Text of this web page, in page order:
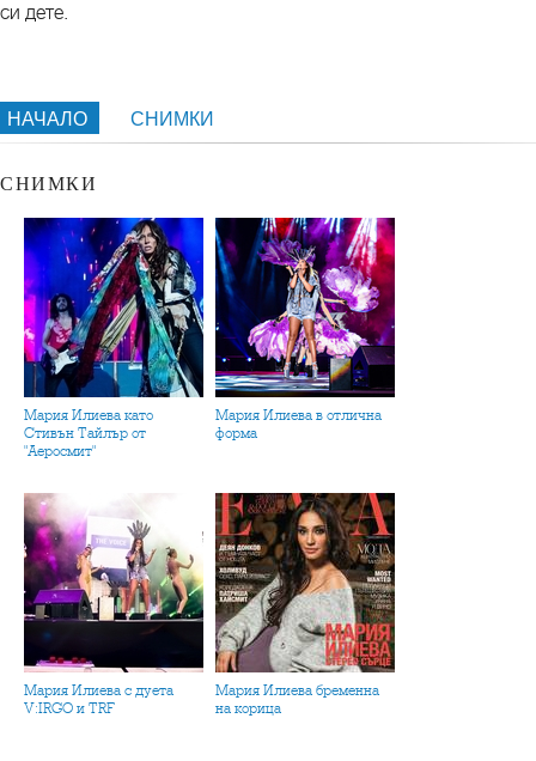
си дете.
НАЧАЛО СНИМКИ
СНИМКИ
Мария Илиева като
Стивън Тайлър от
"Аеросмит"
Мария Илиева в отлична
форма
Мария Илиева с дуета
V:IRGO и TRF
Мария Илиева бременна
на корица